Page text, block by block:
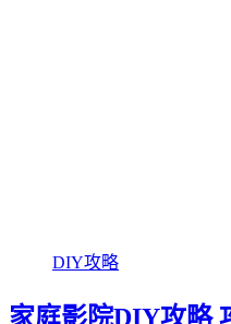
DIY攻略
家庭影院DIY攻略